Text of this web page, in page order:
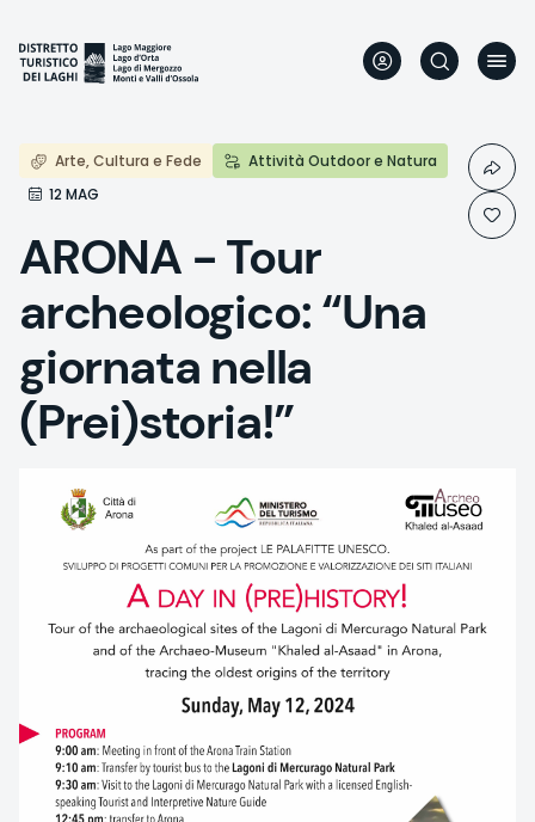
contenu
principal
Arte, Cultura e Fede
Attività Outdoor e Natura
12 MAG
ARONA - Tour
archeologico: “Una
giornata nella
(Prei)storia!”